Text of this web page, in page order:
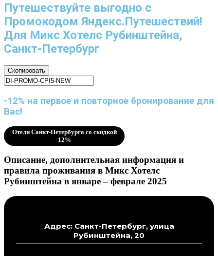
Путешествуйте выгодно с
Промокодом Яндекс.Путешествий!
Для Микс Хотелс Рубинштейна,
Санкт-Петербург
Скопировать
-12% на первое и повторное бронирование для
Вас!
Отели Санкт-Петербурга со скидкой
12%
Описание, дополнительная информация и
правила проживания в Микс Хотелс
Рубинштейна в январе – феврале 2025
Адрес: Санкт-Петербург, улица
Рубинштейна, 20